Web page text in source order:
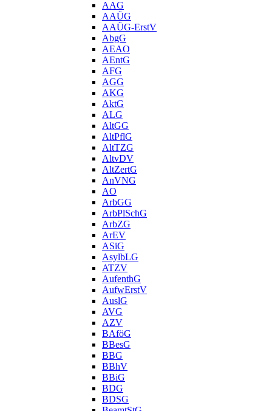
AAG
AAÜG
AAÜG-ErstV
AbgG
AEAO
AEntG
AFG
AGG
AKG
AktG
ALG
AltGG
AltPflG
AltTZG
AltvDV
AltZertG
AnVNG
AO
ArbGG
ArbPlSchG
ArbZG
ArEV
ASiG
AsylbLG
ATZV
AufenthG
AufwErstV
AuslG
AVG
AZV
BAföG
BBesG
BBG
BBhV
BBiG
BDG
BDSG